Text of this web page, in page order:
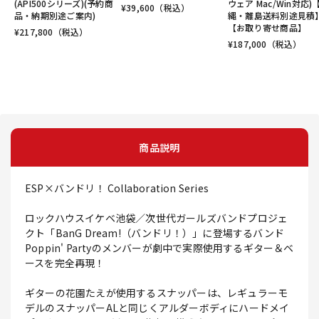
(API500シリーズ)(予約商
品・納期別途ご案内)
¥217,800 （税込）
¥39,600 （税込）
ウェア Mac/Win対応)
縄・離島送料別途見積
【お取り寄せ商品】
¥187,000 （税込）
商品説明
ESP×バンドリ！ Collaboration Series
ロックハウスイケベ池袋／次世代ガールズバンドプロジェ
クト「BanG Dream!（バンドリ！）」に登場するバンド
Poppin' Partyのメンバーが劇中で実際使用するギター＆ベ
ースを完全再現！
ギターの花園たえが使用するスナッパーは、レギュラーモ
デルのスナッパーALと同じくアルダーボディにハードメイ